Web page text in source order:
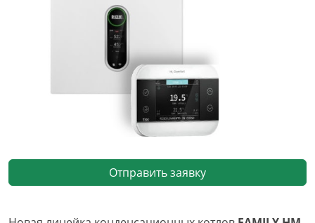
Отправить заявку